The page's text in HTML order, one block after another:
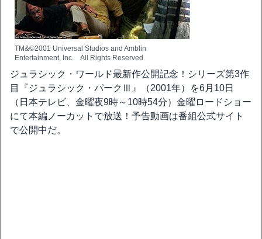
TM&©2001 Universal Studios and Amblin
Entertainment, Inc. All Rights Reserved
ジュラシック・ワールド最新作公開記念！シリーズ第3作
目『ジュラシック・パークⅢ』（2001年）を6月10日
（日本テレビ、金曜夜9時～10時54分）金曜ロードショー
にて本編ノーカットで放送！予告動画は番組公式サイト
で公開中だ。